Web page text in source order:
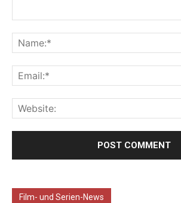
Film- und Serien-News